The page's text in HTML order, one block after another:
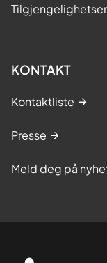
KONTAKT
Kontaktliste
Presse
Meld deg på